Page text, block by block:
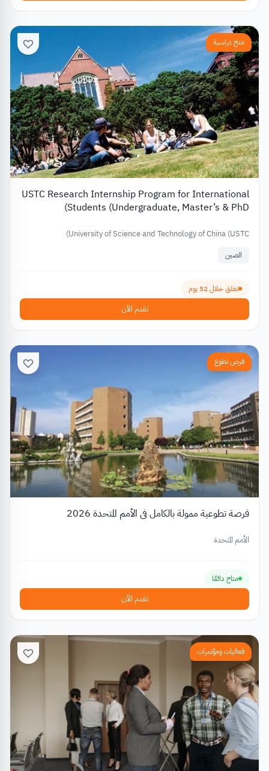
منح دراسية
USTC Research Internship Program for International
Students (Undergraduate, Master’s & PhD)
University of Science and Technology of China (USTC)
الصين
تغلق خلال 52 يوم
تقدم الآن
فرص تطوع
فرصة تطوعية ممولة بالكامل في الأمم المتحدة 2026
الأمم المتحدة
متاح دائمًا
تقدم الآن
فعاليات ومؤتمرات